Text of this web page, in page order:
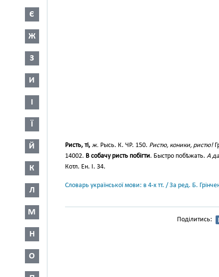
Є
Ж
З
И
І
Ї
Й
К
Л
М
Н
О
Ристь, ті, ж. Рысь. К. ЧР. 150. Ристю, коники, ристю!
14002. В собачу ристь побігти. Быстро побѣжать. А
Котл. Ен. І. 34.
Словарь української мови: в 4-х тт. / За ред. Б.
Поділитись: